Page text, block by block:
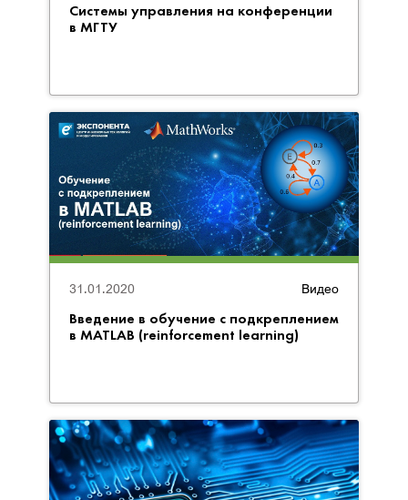
Системы управления на конференции
в МГТУ
Видео
Введение в обучение с подкреплением
в MATLAB (reinforcement learning)
31.01.2020